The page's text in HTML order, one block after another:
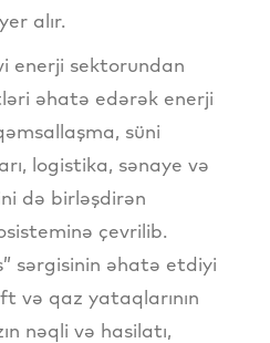
alır.
enerji sektorundan
əhatə edərək enerji
süni
logistika, sənaye və
də birləşdirən
çevrilib.
sərgisinin əhatə etdiyi
və qaz yataqlarının
nəqli və hasilatı,